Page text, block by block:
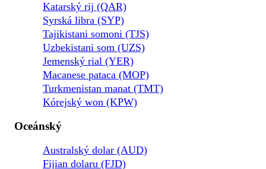
Katarský rij (QAR)
Syrská libra (SYP)
Tajikistani somoni (TJS)
Uzbekistani som (UZS)
Jemenský rial (YER)
Macanese pataca (MOP)
Turkmenistan manat (TMT)
Kórejský won (KPW)
Oceánský
Australský dolar (AUD)
Fijian dolaru (FJD)